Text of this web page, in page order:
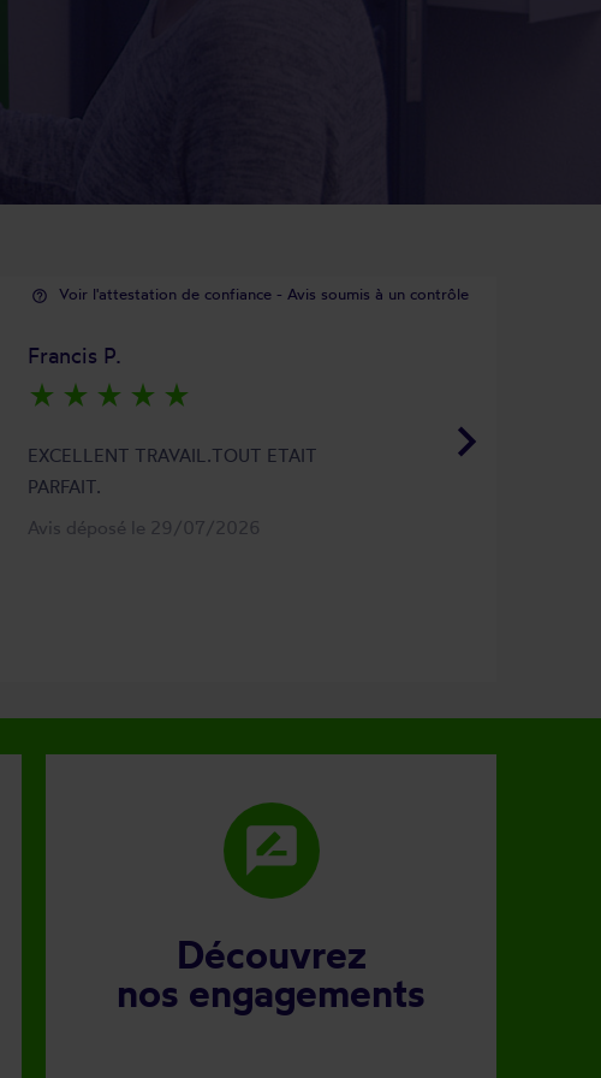
help_outline Voir l'attestation de confiance - Avis soumis à un contrôle
keyboard_arrow_right
Francis P.
star_rate star_rate star_rate star_rate star_rate
EXCELLENT TRAVAIL.TOUT ETAIT
PARFAIT.
Avis déposé le 29/07/2026
rate_review
Découvrez
nos engagements